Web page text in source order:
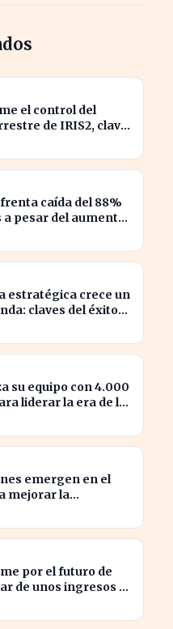
el control del
de IRIS2, clave
caída del 88%
pesar del aumento
estratégica crece un
claves del éxito
su equipo con 4.000
liderar la era de la
emergen en el
mejorar la
por el futuro de
de unos ingresos de